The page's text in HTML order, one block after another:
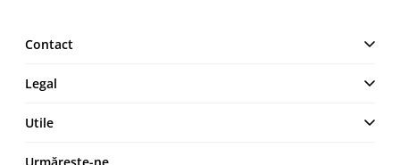
Contact
MAKE IT LOGIC SRL
Str. Lt. Aurel Botea, Nr. 4,
România
+4 0744 23 0000
Legal
Termeni și Condiții
Utile
Cum comand